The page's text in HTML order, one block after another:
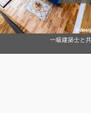
一級建築士と